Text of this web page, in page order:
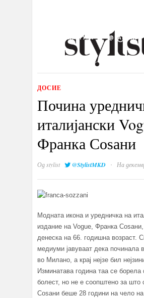
КУЛТУРА @РАБОТА
ИЗЛОГ
ДОСИЕ
Почина
италијански
Франка Соѕани
Одstylist @StylistMKD · На
Модната икона и уредничка на
издание на Vogue, Франка
денеска на 66. годишна возраст.
медиуми јавуваат дека починала
во Милано, а крај нејзе бил
Изминатава година таа се борела
болест, но не е соопштено за што
Соѕани беше 28 години на чело